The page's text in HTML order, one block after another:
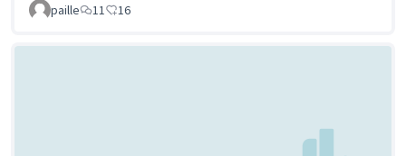
paille 11 16